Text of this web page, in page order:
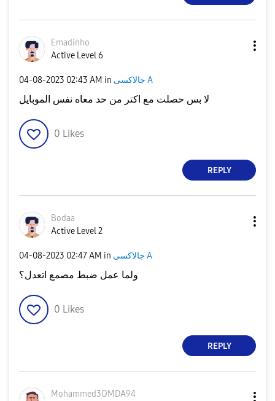
Emadinho
Active Level 6
‎04-08-2023 02:43 AM in جالاكسى A
لا بس حصلت مع اكتر من حد معاه نفس الموبايل
0 Likes
REPLY
Bodaa
Active Level 2
‎04-08-2023 02:47 AM in جالاكسى A
ولما عمل ضبط مصمع اتعدل؟
0 Likes
REPLY
Mohammed3OMDA94